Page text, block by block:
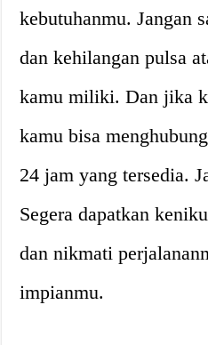
kebutuhanmu. Jangan
dan kehilangan pulsa
kamu miliki. Dan jika
kamu bisa
24 jam yang tersedia.
Segera dapatkan
dan nikmati
impianmu.